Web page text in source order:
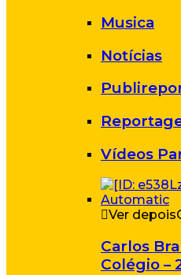
Musica
Notícias
Vídeos
Ver depois
Carlos
Colégio –